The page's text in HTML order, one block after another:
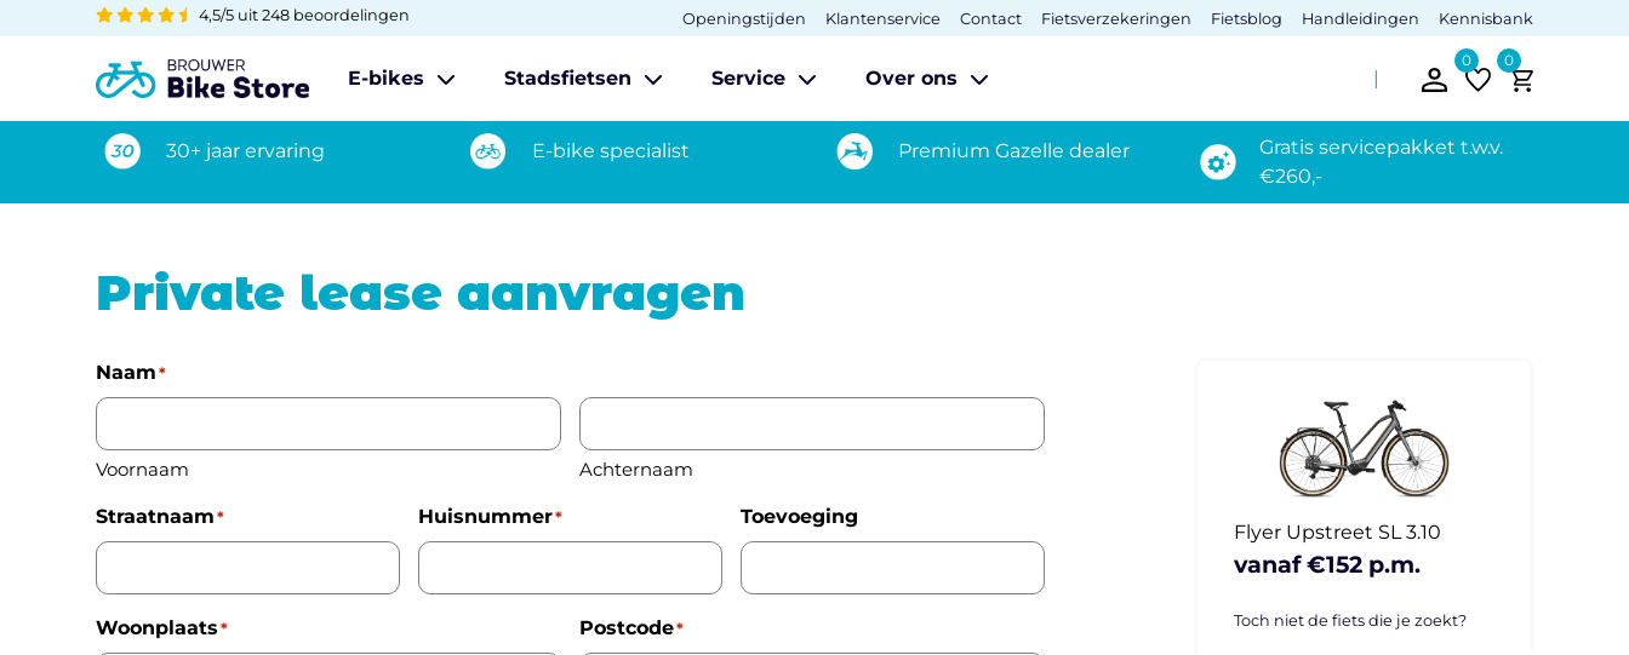
4,5/5 uit 248 beoordelingen Openingstijden Klantenservice Contact Fietsverzekeringen Fietsblog Handleidingen Kennisbank
E-bikes Stadsfietsen Service Over ons
0 0
30+ jaar ervaring E-bike specialist Premium Gazelle dealer
Gratis servicepakket t.w.v.
€260,-
Private lease aanvragen
Naam*
Voornaam Achternaam
Straatnaam* Huisnummer* Toevoeging
Woonplaats* Postcode*
Flyer Upstreet SL 3.10
vanaf €152 p.m.
Toch niet de fiets die je zoekt?